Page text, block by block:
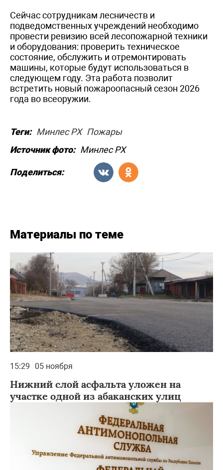
Сейчас сотрудникам лесничеств и
подведомственных учреждений необходимо
провести ревизию всей лесопожарной техники
и оборудования: проверить техническое
состояние, обслужить и отремонтировать
машины, которые будут использоваться в
следующем году. Эта работа позволит
встретить новый пожароопасный сезон 2026
года во всеоружии.
Теги: Минлес РХ Пожары
Источник фото: Минлес РХ
Поделиться:
Материалы по теме
15:29 05 ноября
Нижний слой асфальта уложен на
участке одной из абаканских улиц